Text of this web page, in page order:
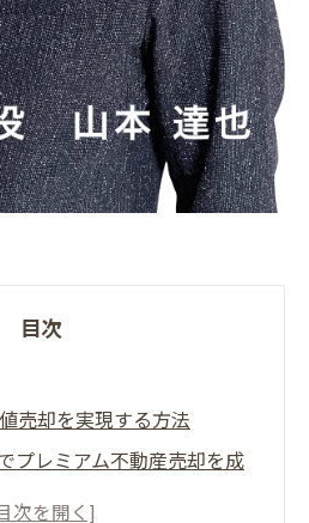
目次
売却を実現する方法
プレミアム不動産売却を成